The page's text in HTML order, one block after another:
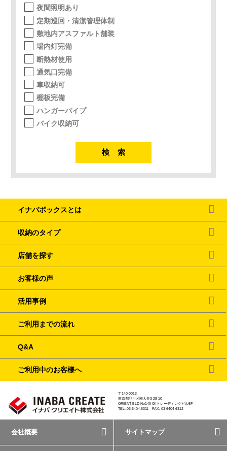
夜間照明あり
定期巡回・清潔管理体制
敷地内アスファルト舗装
場内灯完備
断熱材使用
通気口完備
車収納可
棚板完備
ハンガーパイプ
バイク収納可
イナバボックスとは
収納のタイプ
店舗を探す
お客様の声
活用事例
ご利用までの流れ
Q&A
ご利用中のお客様へ
〒140-0013
東京都品川区南大井3-28-10
ORIENT BLD No140 OI トレーディングビル5F
TEL: 03-6404-6311 FAX: 03-6404-6312
会社概要 サイトマップ